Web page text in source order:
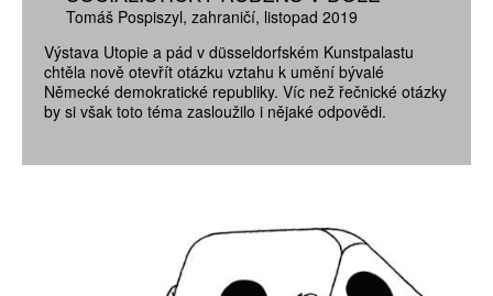
Tomáš Pospiszyl zahraničí listopad 2019
Výstava Utopie a pád v düsseldorfském Kunstpalastu
chtěla nově otevřít otázku vztahu k umění bývalé
Německé demokratické republiky. Víc než řečnické otázky
by si však toto téma zasloužilo i nějaké odpovědi.